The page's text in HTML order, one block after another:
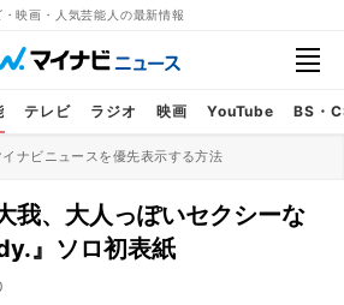
・映画・人気芸能人の最新情報
テレビ ラジオ 映画 YouTube BS・
ナビニュースを優先表示する方法
我、大人っぽいセクシーな
』ソロ初表紙